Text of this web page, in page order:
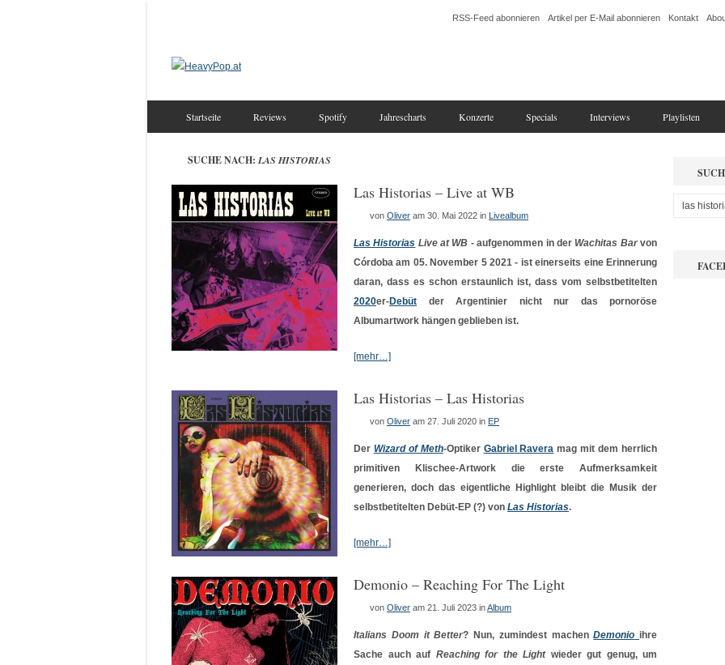
RSS-Feed abonnieren Artikel per E-Mail abonnieren Kontakt
Startseite Reviews Spotify Jahrescharts Konzerte Specials Interviews Playlisten
SUCHE NACH: LAS HISTORIAS
Las Historias – Live at WB
von Oliver am 30. Mai 2022 in Livealbum
Las Historias Live at WB - aufgenommen in der Wachitas Barvon
Córdoba am 05. November 5 2021 - ist einerseits eine Erinnerung
daran, dass es schon erstaunlich ist, dass vom selbstbetitelten
2020er-Debüt der Argentinier nicht nur das pornoröse
Albumartwork hängen geblieben ist.
[mehr…]
Las Historias – Las Historias
von Oliver am 27. Juli 2020 in EP
Der Wizard of Meth-Optiker Gabriel Ravera mag mit dem herrlich
primitiven Klischee-Artwork die erste Aufmerksamkeit
generieren, doch das eigentliche Highlight bleibt die Musik der
selbstbetitelten Debüt-EP (?) von Las Historias.
[mehr…]
Demonio – Reaching For The Light
von Oliver am 21. Juli 2023 inAlbum
Italians Doom it Better? Nun, zumindest machenDemonio ihre
Sache auch auf Reaching for the Lightwieder gut genug, um